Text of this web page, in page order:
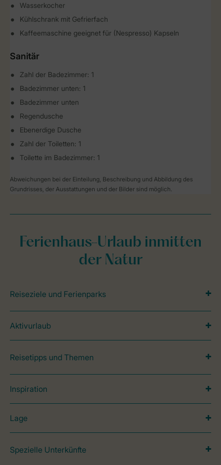
Wasserkocher
Kühlschrank mit Gefrierfach
Kaffeemaschine geeignet für (Nespresso) Kapseln
Sanitär
Zahl der Badezimmer: 1
Badezimmer unten: 1
Badezimmer unten
Regendusche
Ebenerdige Dusche
Zahl der Toiletten: 1
Toilette im Badezimmer: 1
Abweichungen bei der Einteilung, Beschreibung und Abbildung des
Grundrisses, der Ausstattungen und der Bilder sind möglich.
Ferienhaus-Urlaub inmitten
der Natur
Reiseziele und Ferienparks
Aktivurlaub
Reisetipps und Themen
Inspiration
Lage
Spezielle Unterkünfte